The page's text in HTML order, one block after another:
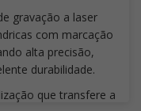
gravação a laser
com marcação
alta precisão,
durabilidade.
que transfere a